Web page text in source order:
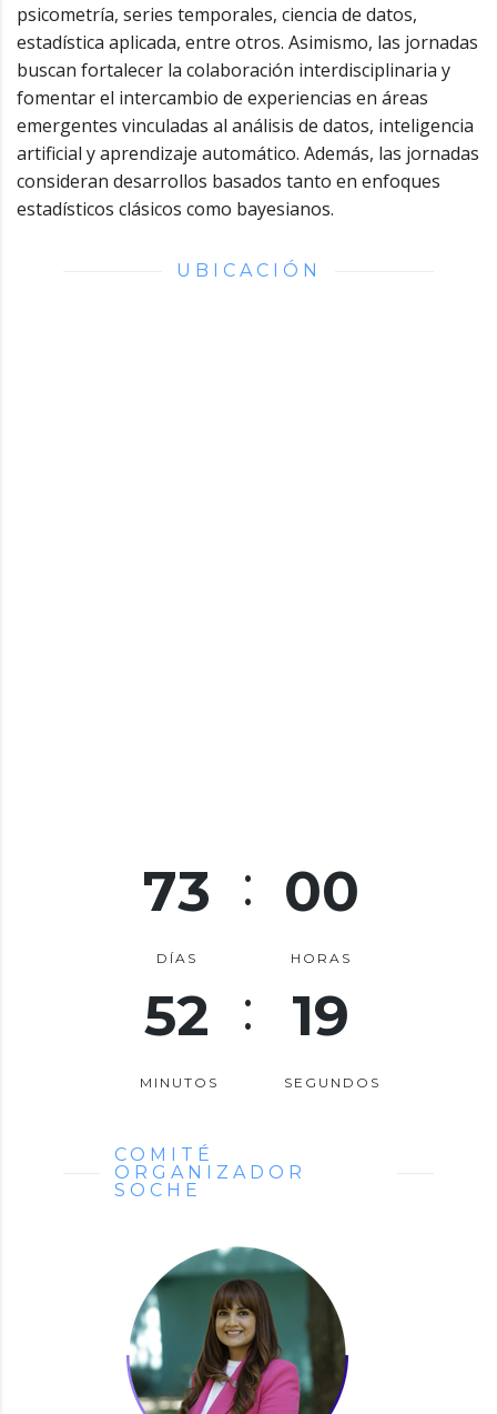
psicometría, series temporales, ciencia de datos,
estadística aplicada, entre otros. Asimismo, las jornadas
buscan fortalecer la colaboración interdisciplinaria y
fomentar el intercambio de experiencias en áreas
emergentes vinculadas al análisis de datos, inteligencia
artificial y aprendizaje automático. Además, las jornadas
consideran desarrollos basados tanto en enfoques
estadísticos clásicos como bayesianos.
UBICACIÓN
DÍAS
73
HORAS
00
MINUTOS
52
SEGUNDOS
18
COMITÉ
ORGANIZADOR
SOCHE